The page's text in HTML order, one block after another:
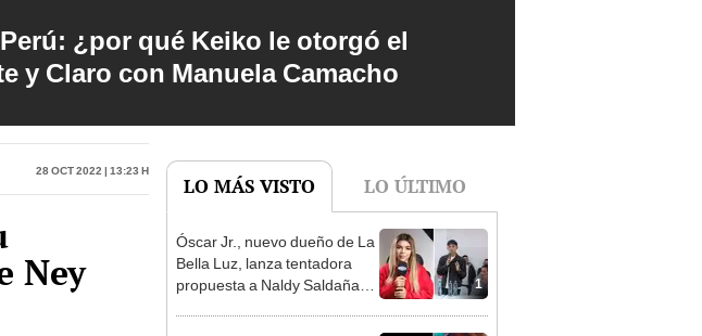
¿por qué Keiko le otorgó el
y Claro con Manuela Camacho
28 Oct 2022 | 13:23 h
Ney
LO MÁS VISTO LO ÚLTIMO
1
Óscar Jr., nuevo dueño de La
Bella Luz, lanza tentadora
propuesta a Naldy Saldaña